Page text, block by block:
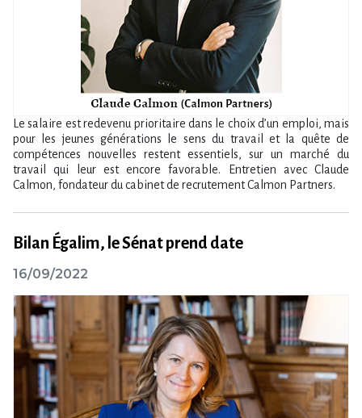
Le salaire est redevenu prioritaire dans le choix d’un emploi, mais
pour les jeunes générations le sens du travail et la quête de
compétences nouvelles restent essentiels, sur un marché du
travail qui leur est encore favorable. Entretien avec Claude
Calmon, fondateur du cabinet de recrutement Calmon Partners.
Bilan Égalim, le Sénat prend date
16/09/2022